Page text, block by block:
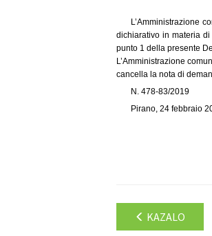
L’Amministrazione
dichiarativo in materia
punto 1 della presente
L’Amministrazione
cancella la nota di
N. 478-83/2019
Pirano, 24 febbraio
KAZALO